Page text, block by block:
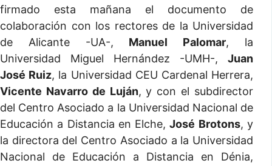
firmado esta mañana el documento de
colaboración con los rectores de la Universidad
de Alicante -UA-, Manuel Palomar, la
Universidad Miguel Hernández -UMH-, Juan
José Ruiz, la Universidad CEU Cardenal Herrera,
Vicente Navarro de Luján, y con el subdirector
del Centro Asociado a la Universidad Nacional de
Educación a Distancia en Elche,José Brotons, y
la directora del Centro Asociado a la Universidad
Nacional de Educación a Distancia en Dénia,